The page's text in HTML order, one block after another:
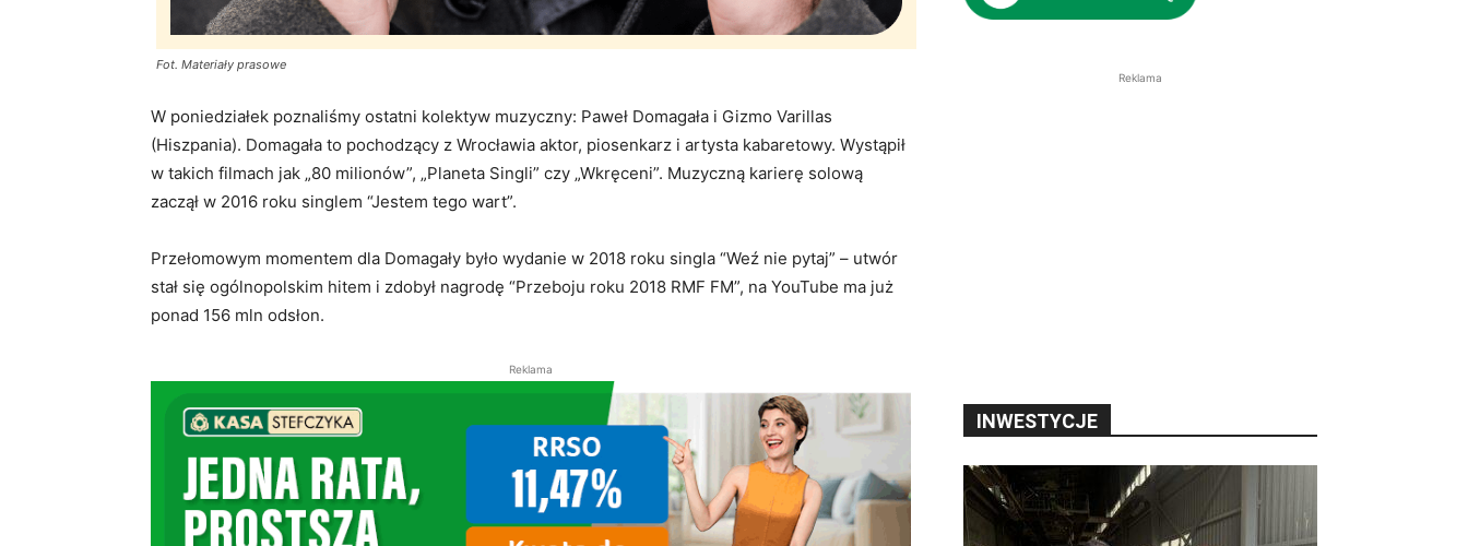
Fot. Materiały prasowe
W poniedziałek poznaliśmy ostatni kolektyw muzyczny: Paweł Domagała i Gizmo Varillas
(Hiszpania). Domagała to pochodzący z Wrocławia aktor, piosenkarz i artysta kabaretowy. Wystąpił
w takich filmach jak „80 milionów”, „Planeta Singli” czy „Wkręceni”. Muzyczną karierę solową
zaczął w 2016 roku singlem “Jestem tego wart”.
Przełomowym momentem dla Domagały było wydanie w 2018 roku singla “Weź nie pytaj” – utwór
stał się ogólnopolskim hitem i zdobył nagrodę “Przeboju roku 2018 RMF FM”, na YouTube ma już
ponad 156 mln odsłon.
Reklama
Reklama
INWESTYCJE